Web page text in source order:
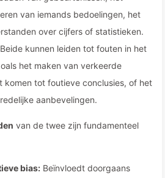
van iemands bedoelingen, het
over cijfers of statistieken.
Beide kunnen leiden tot fouten in het
het maken van verkeerde
komen tot foutieve conclusies, of het
aanbevelingen.
van de twee zijn fundamenteel
bias: Beïnvloedt doorgaans